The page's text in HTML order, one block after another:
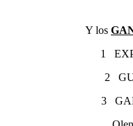
Y los
1
2
3